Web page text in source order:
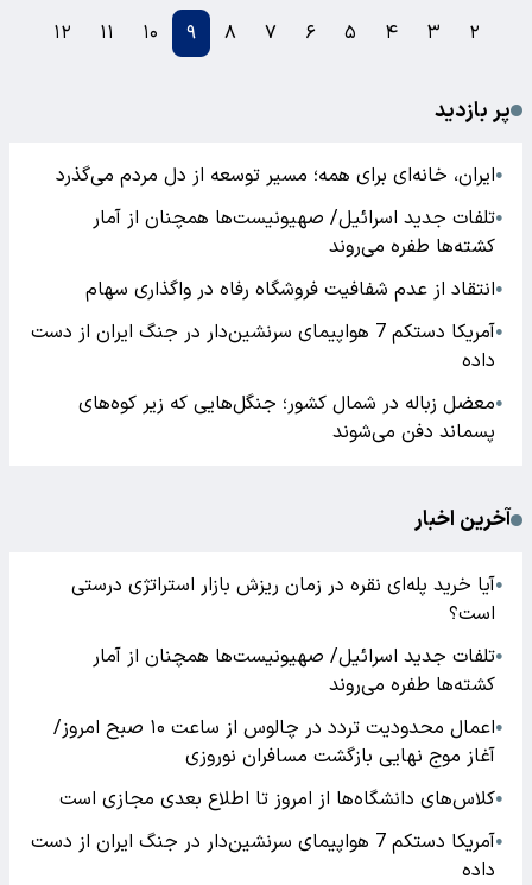
۲ ۳ ۴ ۵ ۶ ۷ ۸ ۹ ۱۰ ۱۱ ۱۲
پر بازدید
●ایران، خانه‌ای برای همه؛ مسیر توسعه از دل مردم می‌گذرد
●تلفات جدید اسرائیل/ صهیونیست‌ها همچنان از آمار
کشته‌ها طفره می‌روند
●انتقاد از عدم شفافیت فروشگاه رفاه در واگذاری سهام
●
آمریکا دستکم 7 هواپیمای سرنشین‌دار در جنگ ایران از دست
داده
●معضل زباله در شمال کشور؛ جنگل‌هایی که زیر کوه‌های
پسماند دفن می‌شوند
آخرین اخبار
●آیا خرید پله‌ای نقره در زمان ریزش بازار استراتژی درستی
است؟
●تلفات جدید اسرائیل/ صهیونیست‌ها همچنان از آمار
کشته‌ها طفره می‌روند
●
اعمال محدودیت تردد در چالوس از ساعت ۱۰ صبح امروز/
آغاز موج نهایی بازگشت مسافران نوروزی
●کلاس‌های دانشگاه‌ها از امروز تا اطلاع بعدی مجازی است
●
آمریکا دستکم 7 هواپیمای سرنشین‌دار در جنگ ایران از دست
داده